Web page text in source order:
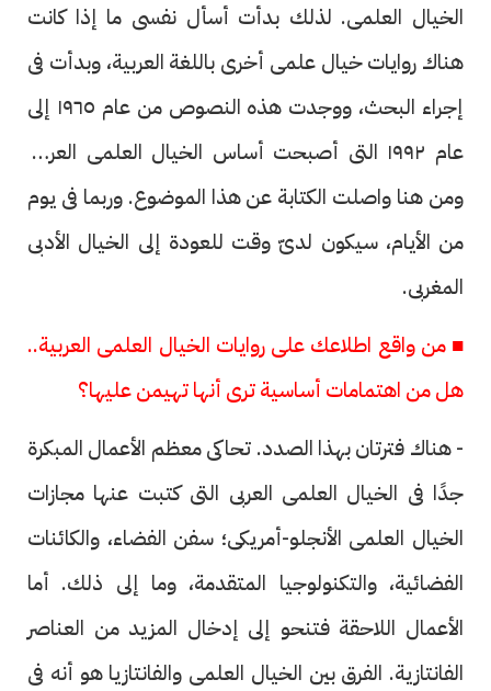
الخيال العلمى. لذلك بدأت أسأل نفسى ما إذا كانت
هناك روايات خيال علمى أخرى باللغة العربية، وبدأت فى
إجراء البحث، ووجدت هذه النصوص من عام ١٩٦٥ إلى
عام ١٩٩٢ التى أصبحت أساس الخيال العلمى العربى.
ومن هنا واصلت الكتابة عن هذا الموضوع. وربما فى يوم
من الأيام، سيكون لدىّ وقت للعودة إلى الخيال الأدبى
المغربى.
■ من واقع اطلاعك على روايات الخيال العلمى العربية..
هل من اهتمامات أساسية ترى أنها تهيمن عليها؟
- هناك فترتان بهذا الصدد. تحاكى معظم الأعمال المبكرة
جدًا فى الخيال العلمى العربى التى كتبت عنها مجازات
الخيال العلمى الأنجلو-أمريكى؛ سفن الفضاء، والكائنات
الفضائية، والتكنولوجيا المتقدمة، وما إلى ذلك. أما
الأعمال اللاحقة فتنحو إلى إدخال المزيد من العناصر
الفانتازية. الفرق بين الخيال العلمى والفانتازيا هو أنه فى